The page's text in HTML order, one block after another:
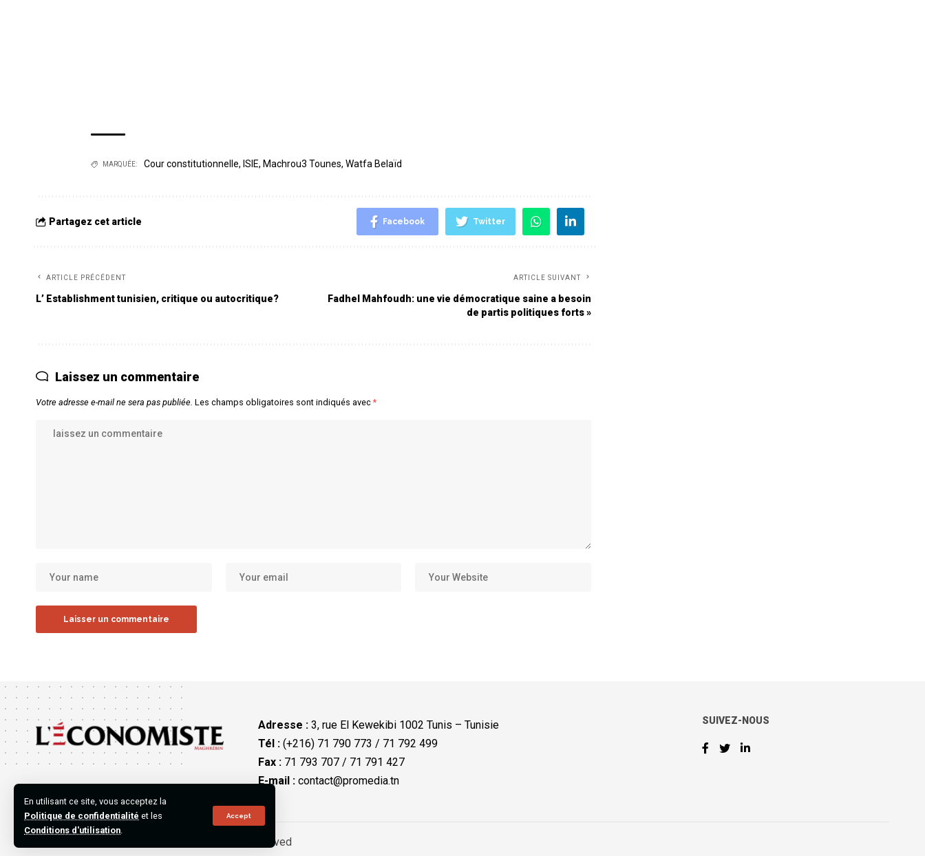
En utilisant ce site, vous acceptez la
Politique de confidentialité et les
Conditions d'utilisation.
Accept
MARQUÉE: Cour constitutionnelle, ISIE, Machrou3 Tounes, Watfa Belaïd
Partagez cet article Facebook Twitter
ARTICLE PRÉCÉDENT
L’ Establishment tunisien, critique ou autocritique?
ARTICLE SUIVANT
Fadhel Mahfoudh: une vie démocratique saine a besoin
de partis politiques forts »
Laissez un commentaire
Votre adresse e-mail ne sera pas publiée. Les champs obligatoires sont indiqués avec*
Adresse : 3, rue El Kewekibi 1002 Tunis – Tunisie
Tél :(+216) 71 790 773 / 71 792 499
Fax :71 793 707 / 71 791 427
E-mail : contact@promedia.tn
SUIVEZ-NOUS
©2023 L’Économiste Maghrébin, All Rights Reserved